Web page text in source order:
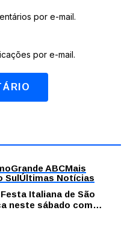
por e-mail.
por e-mail.
Grande ABCMais
SulÚltimas Notícias
Festa Italiana de São
neste sábado com
e solidariedade